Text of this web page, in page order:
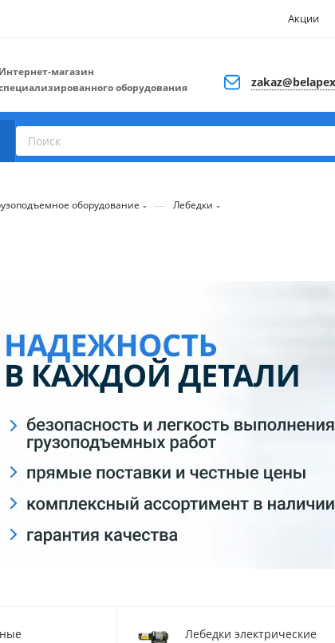
Акции
Интернет-магазин
оборудования
оборудование — Лебедки
Лебедки электрические